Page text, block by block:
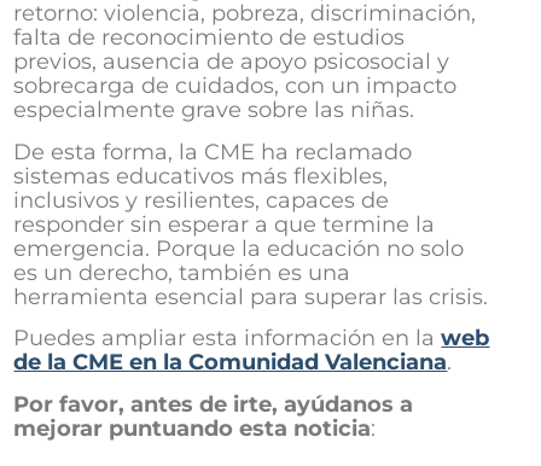
retorno: violencia, pobreza, discriminación,
falta de reconocimiento de estudios
previos, ausencia de apoyo psicosocial y
sobrecarga de cuidados, con un impacto
especialmente grave sobre las niñas.
De esta forma, la CME ha reclamado
sistemas educativos más flexibles,
inclusivos y resilientes, capaces de
responder sin esperar a que termine la
emergencia. Porque la educación no solo
es un derecho, también es una
herramienta esencial para superar las crisis.
Puedes ampliar esta información en laweb
de la CME en la Comunidad Valenciana.
Por favor, antes de irte, ayúdanos a
mejorar puntuando esta noticia: